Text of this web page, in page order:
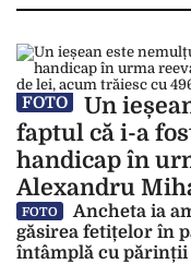
FOTO
Un
faptul că i-a
handicap în
Alexandru
lei, acum
FOTO
Ancheta ia
găsirea fetițelor în
întâmplă cu